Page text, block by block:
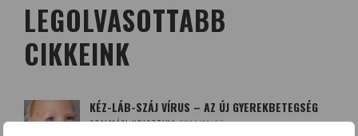
LEGOLVASOTTABB
CIKKEINK
KÉZ-LÁB-SZÁJ VÍRUS – AZ ÚJ GYEREKBETEGSÉG
SZALMÁSI KRISZTINA 2014/11/05